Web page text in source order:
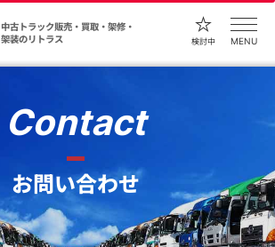
中古トラック販売・買取・架修・
架装のリトラス
検討中 MENU
Contact
お問い合わせ